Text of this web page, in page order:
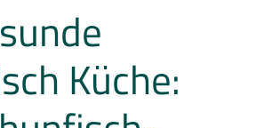
Küche: